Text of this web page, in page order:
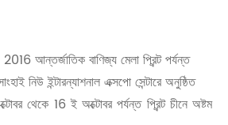
আন্তর্জাতিক বাণিজ্য মেলা প্রিন্ট পর্যন্ত
নিউ ইন্টারন্যাশনাল এক্সপো সেন্টারে অনুষ্ঠিত
থেকে 16 ই অক্টোবর পর্যন্ত প্রিন্ট চীনে অষ্টম